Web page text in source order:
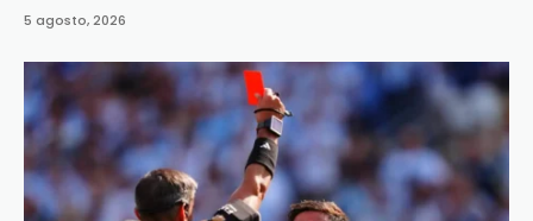
5 agosto, 2026